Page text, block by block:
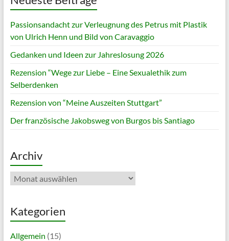
Passionsandacht zur Verleugnung des Petrus mit Plastik
von Ulrich Henn und Bild von Caravaggio
Gedanken und Ideen zur Jahreslosung 2026
Rezension “Wege zur Liebe – Eine Sexualethik zum
Selberdenken
Rezension von “Meine Auszeiten Stuttgart”
Der französische Jakobsweg von Burgos bis Santiago
Archiv
Archiv
Kategorien
Allgemein (15)